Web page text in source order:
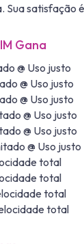
Sua satisfação
Gana
@ Uso justo
@ Uso justo
@ Uso justo
@ Uso justo
@ Uso justo
@ Uso justo
total
total
total
total